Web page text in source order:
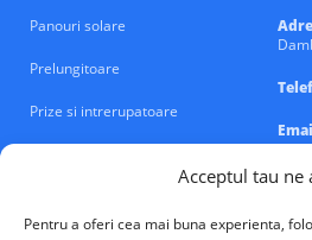
Acceptul tau ne
Pentru a oferi cea mai buna experienta,
Panouri solare
Prelungitoare
Prize si intrerupatoare